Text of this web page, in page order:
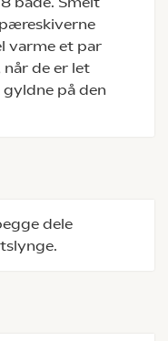
varme et par
de er let
på den
dele